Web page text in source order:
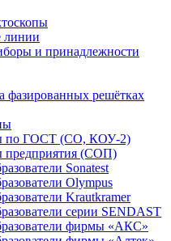
линии
и принадлежности
фазированных решётках
по ГОСТ (СО, КОУ-2)
предприятия (СОП)
Sonatest
Olympus
Krautkramer
серии SENDAST
фирмы «АКС»